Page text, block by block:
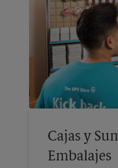
Cajas y
Embalajes